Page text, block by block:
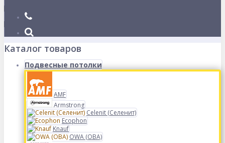
Каталог товаров
Подвесные потолки
AMF
Armstrong
Celenit (Селенит)
Ecophon
Knauf
OWA (ОВА)